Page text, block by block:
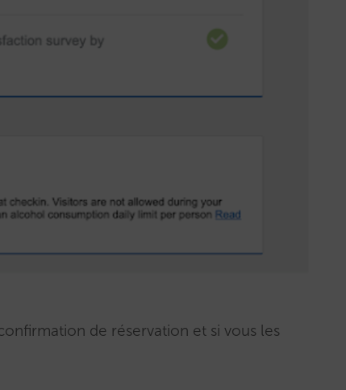
de réservation et si vous les